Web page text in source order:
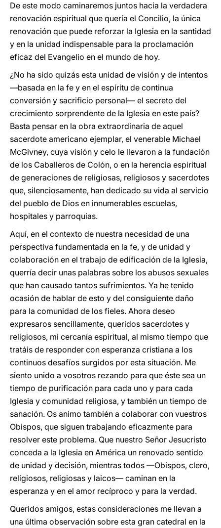
De este modo caminaremos juntos hacia la verdadera
renovación espiritual que quería el Concilio, la única
renovación que puede reforzar la Iglesia en la santidad
y en la unidad indispensable para la proclamación
eficaz del Evangelio en el mundo de hoy.
¿No ha sido quizás esta unidad de visión y de intentos
—basada en la fe y en el espíritu de continua
conversión y sacrificio personal— el secreto del
crecimiento sorprendente de la Iglesia en este país?
Basta pensar en la obra extraordinaria de aquel
sacerdote americano ejemplar, el venerable Michael
McGivney, cuya visión y celo le llevaron a la fundación
de los Caballeros de Colón, o en la herencia espiritual
de generaciones de religiosas, religiosos y sacerdotes
que, silenciosamente, han dedicado su vida al servicio
del pueblo de Dios en innumerables escuelas,
hospitales y parroquias.
Aquí, en el contexto de nuestra necesidad de una
perspectiva fundamentada en la fe, y de unidad y
colaboración en el trabajo de edificación de la Iglesia,
querría decir unas palabras sobre los abusos sexuales
que han causado tantos sufrimientos. Ya he tenido
ocasión de hablar de esto y del consiguiente daño
para la comunidad de los fieles. Ahora deseo
expresaros sencillamente, queridos sacerdotes y
religiosos, mi cercanía espiritual, al mismo tiempo que
tratáis de responder con esperanza cristiana a los
continuos desafíos surgidos por esta situación. Me
siento unido a vosotros rezando para que éste sea un
tiempo de purificación para cada uno y para cada
Iglesia y comunidad religiosa, y también un tiempo de
sanación. Os animo también a colaborar con vuestros
Obispos, que siguen trabajando eficazmente para
resolver este problema. Que nuestro Señor Jesucristo
conceda a la Iglesia en América un renovado sentido
de unidad y decisión, mientras todos —Obispos, clero,
religiosos, religiosas y laicos— caminan en la
esperanza y en el amor recíproco y para la verdad.
Queridos amigos, estas consideraciones me llevan a
una última observación sobre esta gran catedral en la